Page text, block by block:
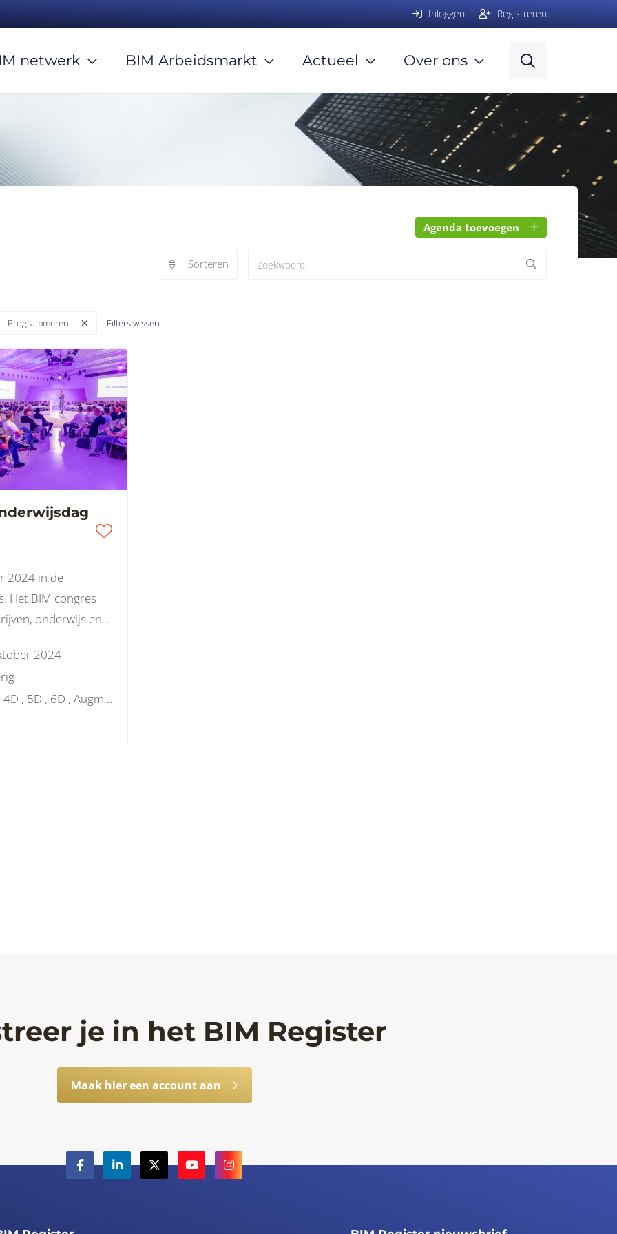
Sorteren
Agenda toevoegen
Programmeren Filters wissen
2024 in de
Het BIM congres
onderwijs en
2024
3D , 4D , 5D , 6D , Augmented Reality, BIM gebouwdossier, BIM objecten, BIM protocol, BIM visie, GIS, Mixed Reality, Model checking, Parametrisch, Programmeren, Projectmanagement, Virtual Reality, Visualisatie
Inloggen Registreren
netwerk BIM Arbeidsmarkt Actueel Over ons
je in het BIM Register
Maak hier een account aan